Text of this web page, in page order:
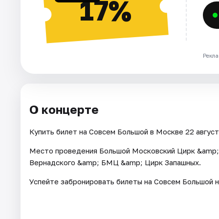
17%
О концерте
Купить билет на Совсем Большой в Москве 22
Место проведения Большой Московский Цирк
Вернадского &amp; БМЦ &amp; Цирк Запашных.
Успейте забронировать билеты на Совсем Большой